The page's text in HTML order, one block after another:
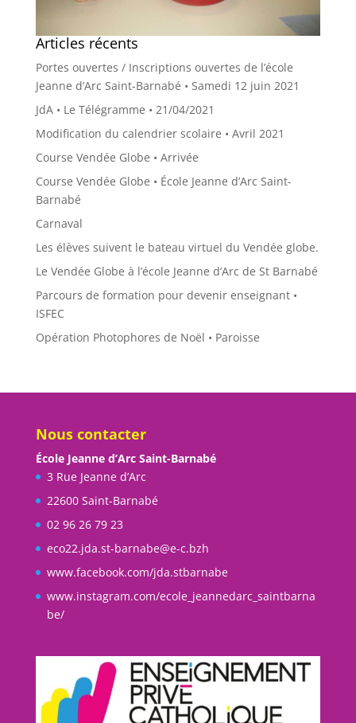
Articles récents
Portes ouvertes / Inscriptions ouvertes de l’école
Jeanne d’Arc Saint-Barnabé • Samedi 12 juin 2021
JdA • Le Télégramme • 21/04/2021
Modification du calendrier scolaire • Avril 2021
Course Vendée Globe • Arrivée
Course Vendée Globe • École Jeanne d’Arc Saint-
Barnabé
Carnaval
Les élèves suivent le bateau virtuel du Vendée globe.
Le Vendée Globe à l’école Jeanne d’Arc de St Barnabé
Parcours de formation pour devenir enseignant •
ISFEC
Opération Photophores de Noël • Paroisse
Nous contacter
École Jeanne d’Arc Saint-Barnabé
3 Rue Jeanne d’Arc
22600 Saint-Barnabé
02 96 26 79 23
eco22.jda.st-barnabe@e-c.bzh
www.facebook.com/jda.stbarnabe
www.instagram.com/ecole_jeannedarc_saintbarna
be/